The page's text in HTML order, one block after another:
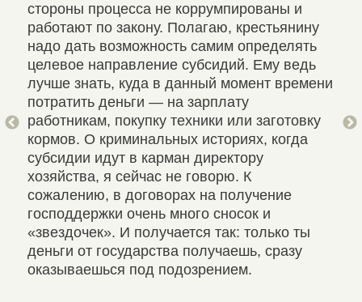
Я
стороны процесса не коррумпированы и
работают по закону. Полагаю, крестьянину
надо дать возможность самим определять
целевое направление субсидий. Ему ведь
лучше знать, куда в данный момент времени
потратить деньги — на зарплату
работникам, покупку техники или заготовку
кормов. О криминальных историях, когда
субсидии идут в карман директору
хозяйства, я сейчас не говорю. К
сожалению, в договорах на получение
господдержки очень много сносок и
«звездочек». И получается так: только ты
деньги от государства получаешь, сразу
оказываешься под подозрением.